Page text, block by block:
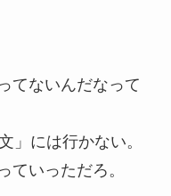
てないんだなって
」には行かない。
ていっただろ。